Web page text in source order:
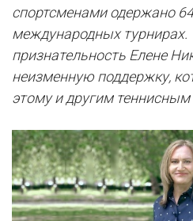
спортсменами одержано
международных турнирах.
признательность Елене
неизменную поддержку,
этому и другим